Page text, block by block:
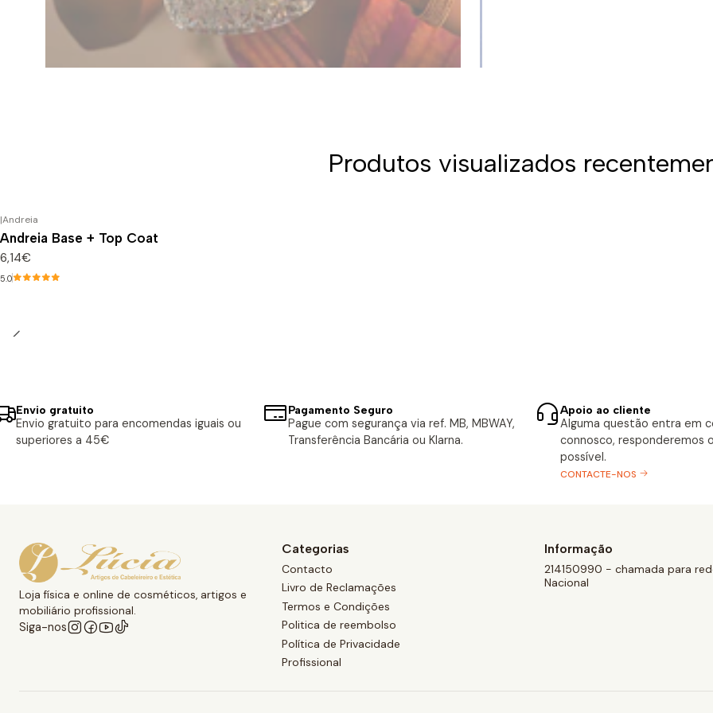
Produtos visualizados
|Andreia
Andreia Base + Top Coat
6,14€
5.0
Envio gratuito
Envio gratuito para encomendas iguais ou
superiores a 45€
Pagamento Seguro
Pague com segurança via ref. MB, MBWAY,
Transferência Bancária ou Klarna.
Apoio ao cliente
Alguma questão entra em
connosco, responderemos
possível.
CONTACTE-NOS
Loja física e online de cosméticos, artigos e
mobiliário profissional.
Siga-nos
Categorias
Contacto
Livro de Reclamações
Termos e Condições
Politica de reembolso
Política de Privacidade
Profissional
Informação
214150990 - chamada para
Nacional